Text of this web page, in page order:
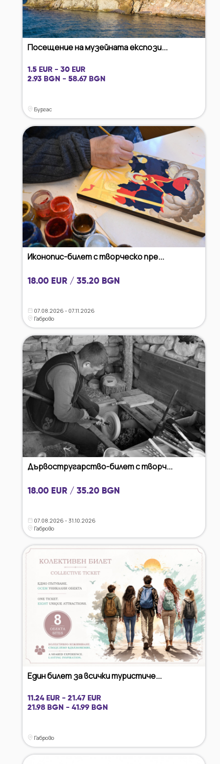
Посещение на музейната експози...
1.5 EUR - 30 EUR
2.93 BGN - 58.67 BGN
Бургас
Иконопис-билет с творческо пре...
18.00 EUR / 35.20 BGN
07.08.2026 - 07.11.2026
Габрово
Дървостругарство-билет с творч...
18.00 EUR / 35.20 BGN
07.08.2026 - 31.10.2026
Габрово
Един билет за всички туристиче...
11.24 EUR - 21.47 EUR
21.98 BGN - 41.99 BGN
Габрово